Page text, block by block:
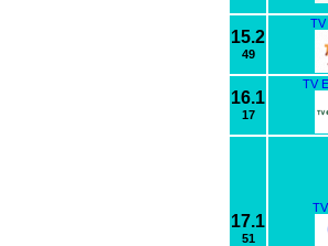
15.2
49
TV
16.1
17
TV
17.1
51